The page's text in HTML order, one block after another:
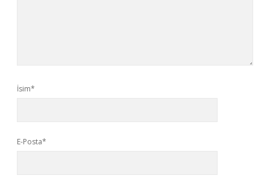
İsim*
E-Posta*